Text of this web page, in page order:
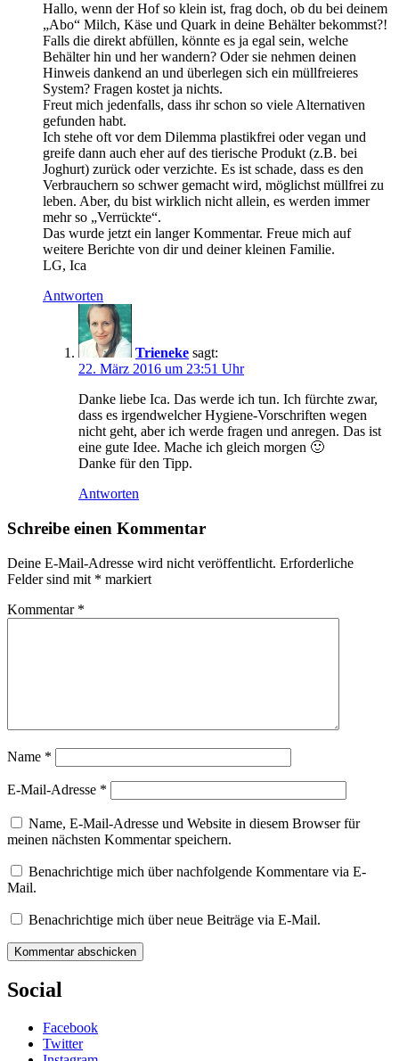
Hallo, wenn der Hof so klein ist, frag doch, ob du bei deinem
„Abo“ Milch, Käse und Quark in deine Behälter bekommst?!
Falls die direkt abfüllen, könnte es ja egal sein, welche
Behälter hin und her wandern? Oder sie nehmen deinen
Hinweis dankend an und überlegen sich ein müllfreieres
System? Fragen kostet ja nichts.
Freut mich jedenfalls, dass ihr schon so viele Alternativen
gefunden habt.
Ich stehe oft vor dem Dilemma plastikfrei oder vegan und
greife dann auch eher auf des tierische Produkt (z.B. bei
Joghurt) zurück oder verzichte. Es ist schade, dass es den
Verbrauchern so schwer gemacht wird, möglichst müllfrei zu
leben. Aber, du bist wirklich nicht allein, es werden immer
mehr so „Verrückte“.
Das wurde jetzt ein langer Kommentar. Freue mich auf
weitere Berichte von dir und deiner kleinen Familie.
LG, Ica
Antworten
Trieneke sagt:
22. März 2016 um 23:51 Uhr
Danke liebe Ica. Das werde ich tun. Ich fürchte zwar,
dass es irgendwelcher Hygiene-Vorschriften wegen
nicht geht, aber ich werde fragen und anregen. Das ist
eine gute Idee. Mache ich gleich morgen 🙂
Danke für den Tipp.
Antworten
Schreibe einen Kommentar
Deine E-Mail-Adresse wird nicht veröffentlicht. Erforderliche
Felder sind mit * markiert
Kommentar *
Name *
E-Mail-Adresse *
Name, E-Mail-Adresse und Website in diesem Browser für
meinen nächsten Kommentar speichern.
Benachrichtige mich über nachfolgende Kommentare via E-
Mail.
Benachrichtige mich über neue Beiträge via E-Mail.
Social
Facebook
Twitter